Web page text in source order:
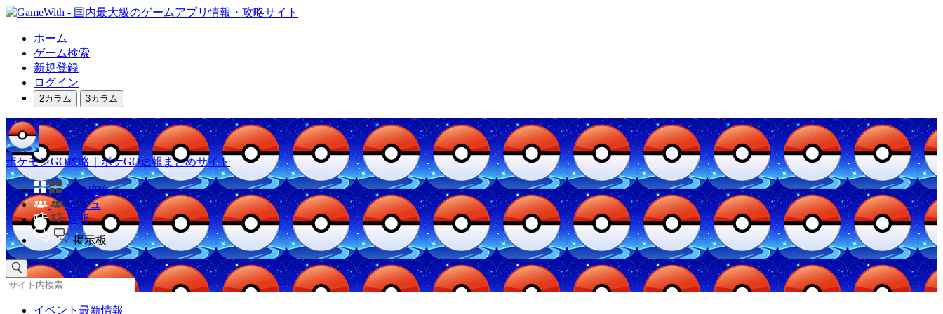
ホーム
ゲーム検索
新規登録
ログイン
2カラム 3カラム
ポケモンGO攻略｜ポケGO速報まとめサイト
他の攻略
コミュ
速報
掲示板
イベント最新情報